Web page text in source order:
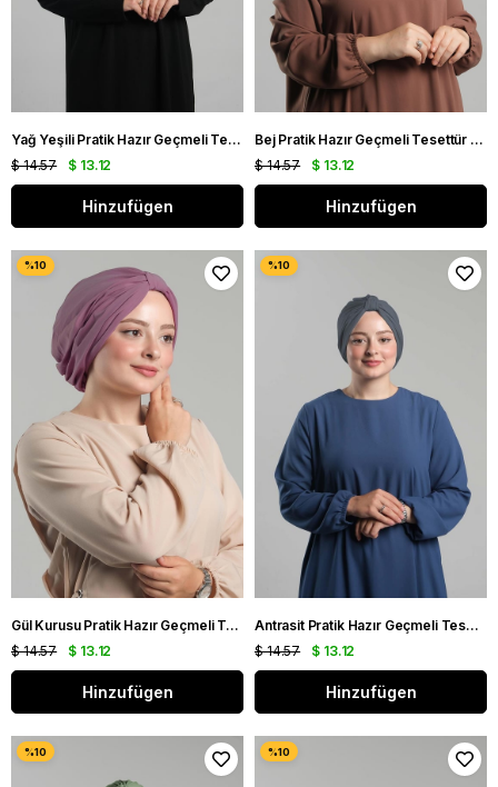
Yağ Yeşili Pratik Hazır Geçmeli Tesettür Bone Sandy Büzgülü Salaş 2119_36
$ 13.12
$ 14.57
Hinzufügen
Bej Pratik Hazır Geçmeli Tesettür Bone Sandy Pileli Salaş 2121_12
$ 13.12
$ 14.57
Hinzufügen
Gül Kurusu Pratik Hazır Geçmeli Tesettür Bone Sandy Pileli Salaş 2121_18
$ 13.12
$ 14.57
Hinzufügen
Antrasit Pratik Hazır Geçmeli Tesettür Bone Sandy Pileli Salaş 2121_25
$ 13.12
$ 14.57
Hinzufügen